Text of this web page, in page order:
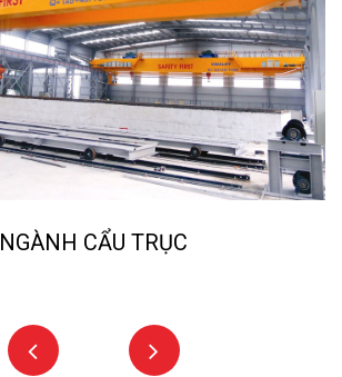
NGÀNH CẨU TRỤC